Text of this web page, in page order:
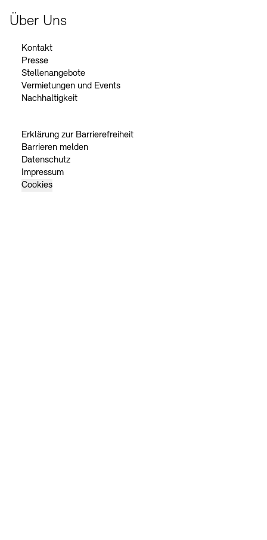
Über Uns
Kontakt
Presse
Stellenangebote
Vermietungen und Events
Nachhaltigkeit
Erklärung zur Barrierefreiheit
Barrieren melden
Datenschutz
Impressum
Cookies